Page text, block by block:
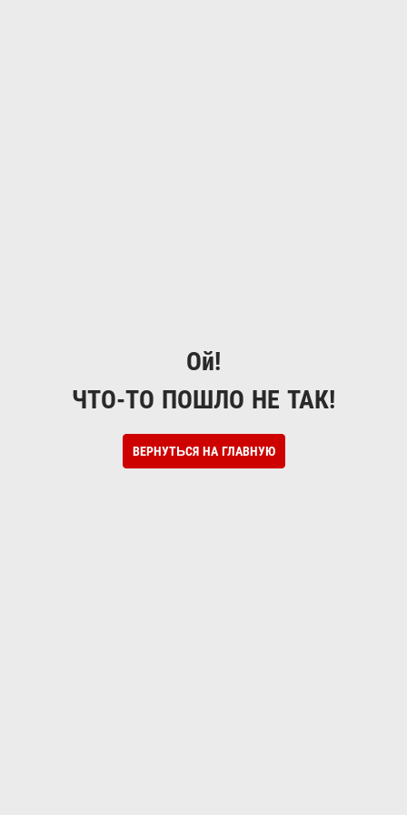
Ой!
ЧТО-ТО ПОШЛО НЕ ТАК!
ВЕРНУТЬСЯ НА ГЛАВНУЮ